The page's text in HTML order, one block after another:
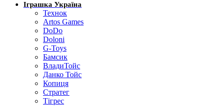
Іграшка Україна
Технок
Artos Games
DoDo
Doloni
G-Toys
Бамсик
ВладиТойс
Данко Тойс
Копиця
Стратег
Тігрес